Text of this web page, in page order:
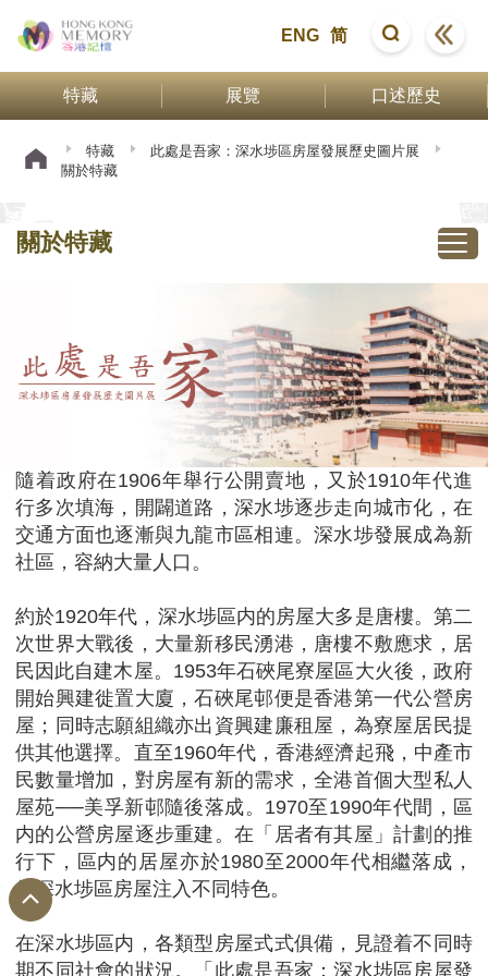
ENG 简
特藏 展覽 口述歷史
特藏
此處是吾家：深水埗區房屋發展歷史圖片展
關於特藏
關於特藏
隨着政府在1906年舉行公開賣地，又於1910年代進
行多次填海，開闢道路，深水埗逐步走向城市化，在
交通方面也逐漸與九龍市區相連。深水埗發展成為新
社區，容納大量人口。
約於1920年代，深水埗區内的房屋大多是唐樓。第二
次世界大戰後，大量新移民湧港，唐樓不敷應求，居
民因此自建木屋。1953年石硤尾寮屋區大火後，政府
開始興建徙置大廈，石硤尾邨便是香港第一代公營房
屋；同時志願組織亦出資興建廉租屋，為寮屋居民提
供其他選擇。直至1960年代，香港經濟起飛，中產市
民數量增加，對房屋有新的需求，全港首個大型私人
屋苑──美孚新邨隨後落成。1970至1990年代間，區
内的公營房屋逐步重建。在「居者有其屋」計劃的推
行下，區内的居屋亦於1980至2000年代相繼落成，
為深水埗區房屋注入不同特色。
在深水埗區内，各類型房屋式式俱備，見證着不同時
期不同社會的狀況。「此處是吾家：深水埗區房屋發